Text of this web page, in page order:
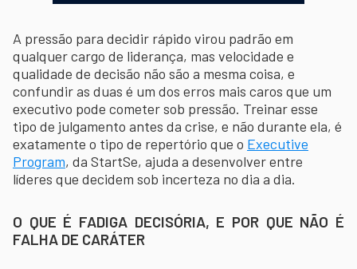
A pressão para decidir rápido virou padrão em
qualquer cargo de liderança, mas velocidade e
qualidade de decisão não são a mesma coisa, e
confundir as duas é um dos erros mais caros que um
executivo pode cometer sob pressão. Treinar esse
tipo de julgamento antes da crise, e não durante ela, é
exatamente o tipo de repertório que o Executive
Program, da StartSe, ajuda a desenvolver entre
líderes que decidem sob incerteza no dia a dia.
O QUE É FADIGA DECISÓRIA, E POR QUE NÃO É
FALHA DE CARÁTER